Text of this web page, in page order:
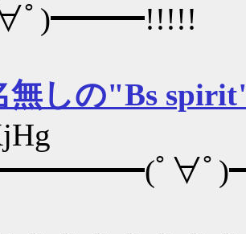
ﾟ)━━━!!!!!
無しの"Bs
ﾟ∀